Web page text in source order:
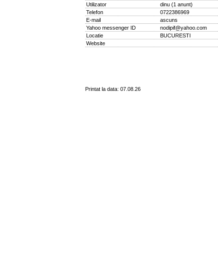
Utilizator
dinu (1 anunt)
Telefon
0722386969
E-mail
ascuns
Yahoo messenger ID
nodipif@yahoo.com
Locatie
BUCURESTI
Website
Printat la data: 07.08.26